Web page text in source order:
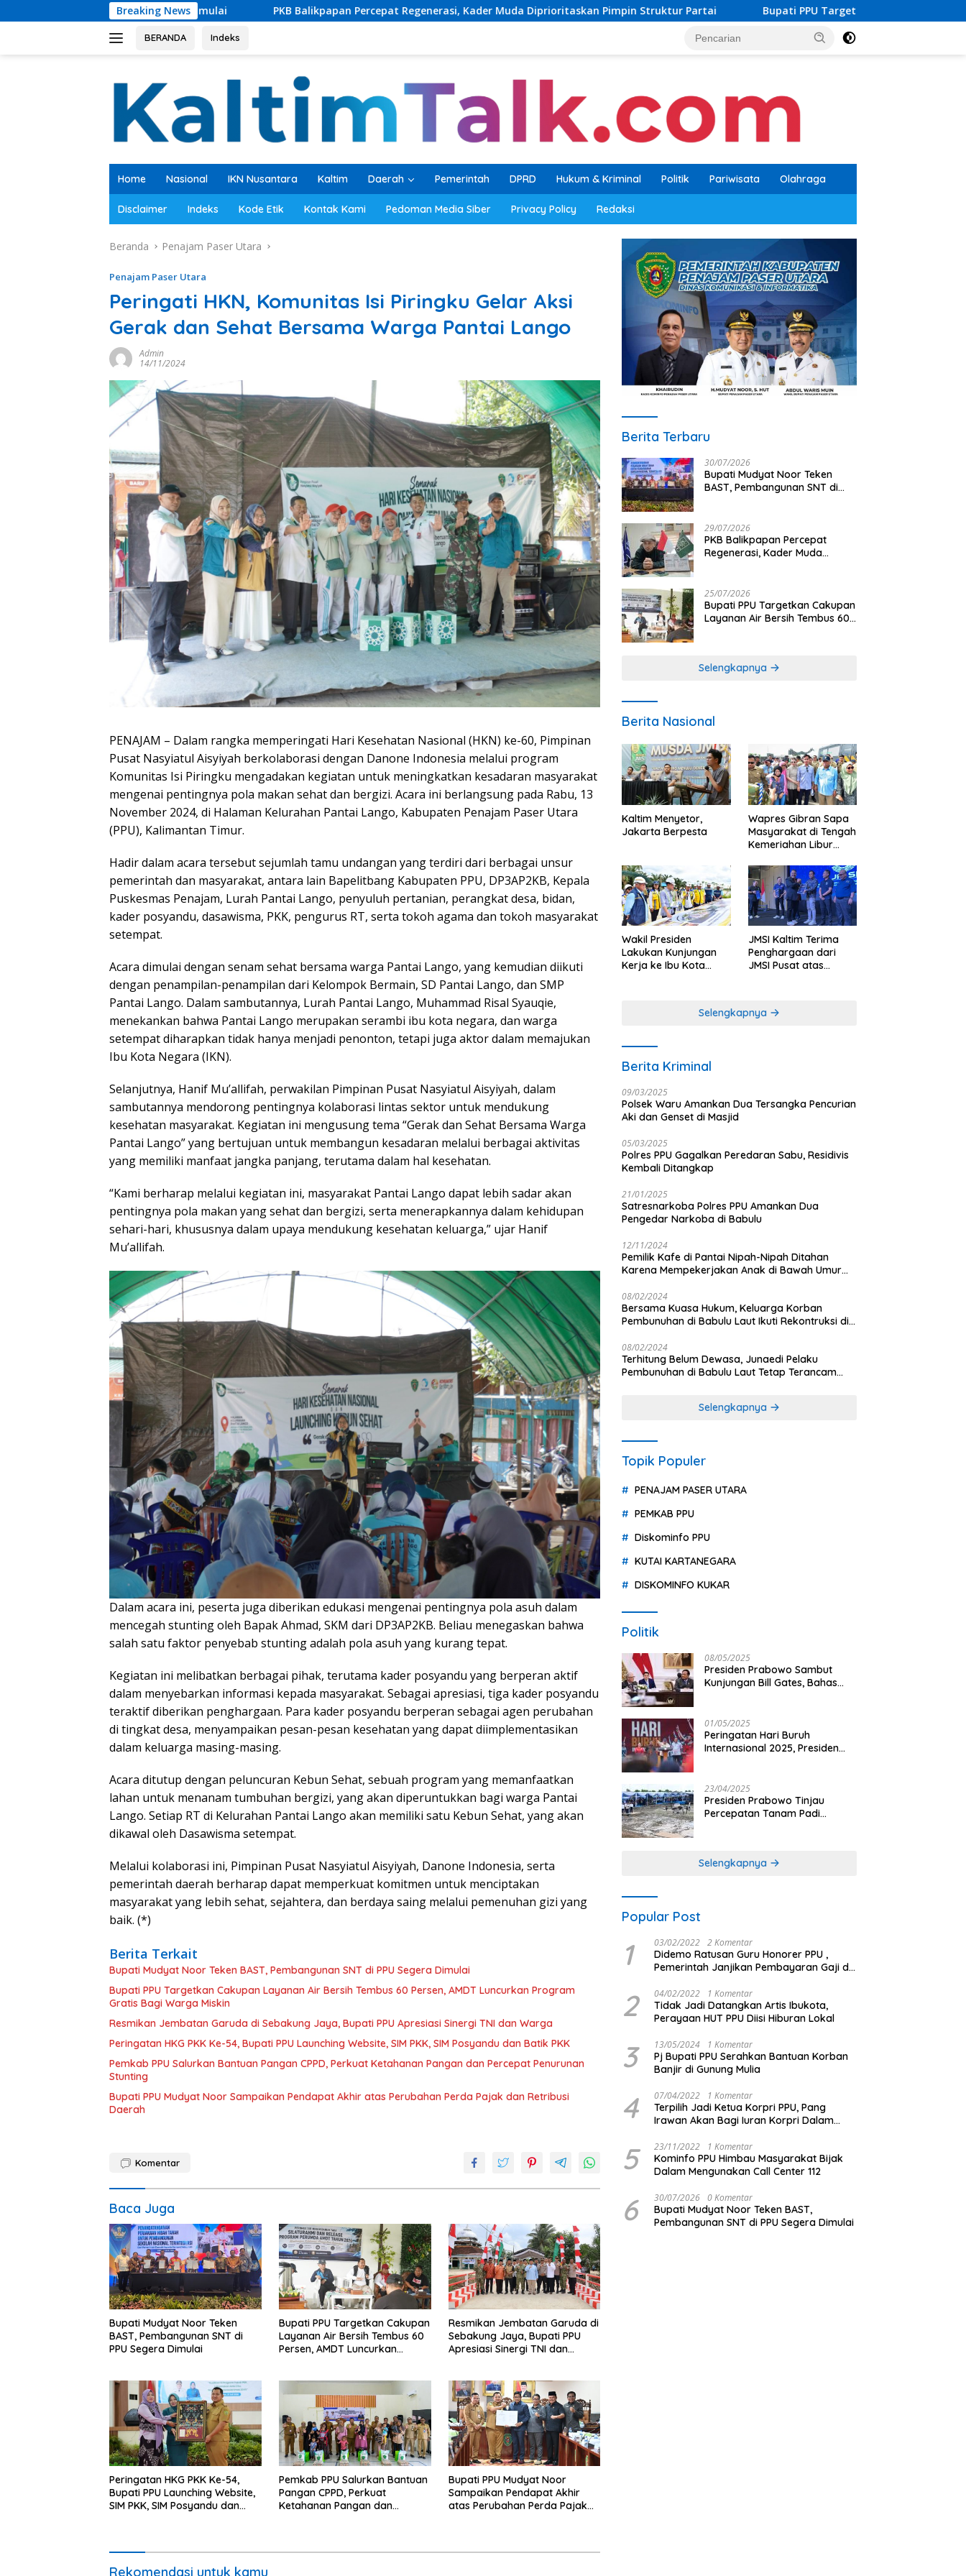
ke
Breaking News
PKB Balikpapan Percepat Regenerasi, Kader Muda Diprioritaskan Pimpin Struktur Partai Bupati PPU Targetkan Cakupan Layanan Air Bersih Tembus 60
BERANDA Indeks
Home Nasional IKN Nusantara Kaltim Daerah Pemerintah DPRD Hukum & Kriminal Politik Pariwisata Olahraga
Disclaimer Indeks Kode Etik Kontak Kami Pedoman Media Siber Privacy Policy Redaksi
Beranda Penajam Paser Utara
Penajam Paser Utara
Peringati HKN, Komunitas Isi Piringku Gelar Aksi
Gerak dan Sehat Bersama Warga Pantai Lango
Admin
14/11/2024
PENAJAM – Dalam rangka memperingati Hari Kesehatan Nasional (HKN) ke-60, Pimpinan
Pusat Nasyiatul Aisyiyah berkolaborasi dengan Danone Indonesia melalui program
Komunitas Isi Piringku mengadakan kegiatan untuk meningkatkan kesadaran masyarakat
mengenai pentingnya pola makan sehat dan bergizi. Acara ini berlangsung pada Rabu, 13
November 2024, di Halaman Kelurahan Pantai Lango, Kabupaten Penajam Paser Utara
(PPU), Kalimantan Timur.
Hadir dalam acara tersebut sejumlah tamu undangan yang terdiri dari berbagai unsur
pemerintah dan masyarakat, antara lain Bapelitbang Kabupaten PPU, DP3AP2KB, Kepala
Puskesmas Penajam, Lurah Pantai Lango, penyuluh pertanian, perangkat desa, bidan,
kader posyandu, dasawisma, PKK, pengurus RT, serta tokoh agama dan tokoh masyarakat
setempat.
Acara dimulai dengan senam sehat bersama warga Pantai Lango, yang kemudian diikuti
dengan penampilan-penampilan dari Kelompok Bermain, SD Pantai Lango, dan SMP
Pantai Lango. Dalam sambutannya, Lurah Pantai Lango, Muhammad Risal Syauqie,
menekankan bahwa Pantai Lango merupakan serambi ibu kota negara, dan warga
setempat diharapkan tidak hanya menjadi penonton, tetapi juga aktor dalam memajukan
Ibu Kota Negara (IKN).
Selanjutnya, Hanif Mu’allifah, perwakilan Pimpinan Pusat Nasyiatul Aisyiyah, dalam
sambutannya mendorong pentingnya kolaborasi lintas sektor untuk mendukung
kesehatan masyarakat. Kegiatan ini mengusung tema “Gerak dan Sehat Bersama Warga
Pantai Lango” yang bertujuan untuk membangun kesadaran melalui berbagai aktivitas
yang memiliki manfaat jangka panjang, terutama dalam hal kesehatan.
“Kami berharap melalui kegiatan ini, masyarakat Pantai Lango dapat lebih sadar akan
pentingnya pola makan yang sehat dan bergizi, serta menerapkannya dalam kehidupan
sehari-hari, khususnya dalam upaya mendukung kesehatan keluarga,” ujar Hanif
Mu’allifah.
Dalam acara ini, peserta juga diberikan edukasi mengenai pentingnya pola asuh dalam
mencegah stunting oleh Bapak Ahmad, SKM dari DP3AP2KB. Beliau menegaskan bahwa
salah satu faktor penyebab stunting adalah pola asuh yang kurang tepat.
Kegiatan ini melibatkan berbagai pihak, terutama kader posyandu yang berperan aktif
dalam menyebarkan informasi kepada masyarakat. Sebagai apresiasi, tiga kader posyandu
teraktif diberikan penghargaan. Para kader posyandu berperan sebagai agen perubahan
di tingkat desa, menyampaikan pesan-pesan kesehatan yang dapat diimplementasikan
dalam keluarga masing-masing.
Acara ditutup dengan peluncuran Kebun Sehat, sebuah program yang memanfaatkan
lahan untuk menanam tumbuhan bergizi, yang akan diperuntukkan bagi warga Pantai
Lango. Setiap RT di Kelurahan Pantai Lango akan memiliki satu Kebun Sehat, yang akan
dikawal oleh Dasawisma setempat.
Melalui kolaborasi ini, Pimpinan Pusat Nasyiatul Aisyiyah, Danone Indonesia, serta
pemerintah daerah berharap dapat memperkuat komitmen untuk menciptakan
masyarakat yang lebih sehat, sejahtera, dan berdaya saing melalui pemenuhan gizi yang
baik. (*)
Berita Terkait
Bupati Mudyat Noor Teken BAST, Pembangunan SNT di PPU Segera Dimulai
Bupati PPU Targetkan Cakupan Layanan Air Bersih Tembus 60 Persen, AMDT Luncurkan Program
Gratis Bagi Warga Miskin
Resmikan Jembatan Garuda di Sebakung Jaya, Bupati PPU Apresiasi Sinergi TNI dan Warga
Peringatan HKG PKK Ke-54, Bupati PPU Launching Website, SIM PKK, SIM Posyandu dan Batik PKK
Pemkab PPU Salurkan Bantuan Pangan CPPD, Perkuat Ketahanan Pangan dan Percepat Penurunan
Stunting
Bupati PPU Mudyat Noor Sampaikan Pendapat Akhir atas Perubahan Perda Pajak dan Retribusi
Daerah
Komentar
Baca Juga
Bupati Mudyat Noor Teken
BAST, Pembangunan SNT di
PPU Segera Dimulai
Bupati PPU Targetkan Cakupan
Layanan Air Bersih Tembus 60
Persen, AMDT Luncurkan
Resmikan Jembatan Garuda di
Sebakung Jaya, Bupati PPU
Apresiasi Sinergi TNI dan
Peringatan HKG PKK Ke-54,
Bupati PPU Launching Website,
SIM PKK, SIM Posyandu dan
Pemkab PPU Salurkan Bantuan
Pangan CPPD, Perkuat
Ketahanan Pangan dan
Bupati PPU Mudyat Noor
Sampaikan Pendapat Akhir
atas Perubahan Perda Pajak
Rekomendasi untuk kamu
Berita Terbaru
30/07/2026
Bupati Mudyat Noor Teken
BAST, Pembangunan SNT di
29/07/2026
PKB Balikpapan Percepat
Regenerasi, Kader Muda
25/07/2026
Bupati PPU Targetkan Cakupan
Layanan Air Bersih Tembus 60
Selengkapnya
Berita Nasional
Kaltim Menyetor,
Jakarta Berpesta
Wapres Gibran Sapa
Masyarakat di Tengah
Kemeriahan Libur
Wakil Presiden
Lakukan Kunjungan
Kerja ke Ibu Kota
JMSI Kaltim Terima
Penghargaan dari
JMSI Pusat atas
Jurnalistik
Selengkapnya
Berita Kriminal
09/03/2025
Polsek Waru Amankan Dua Tersangka Pencurian
Aki dan Genset di Masjid
05/03/2025
Polres PPU Gagalkan Peredaran Sabu, Residivis
Kembali Ditangkap
21/01/2025
Satresnarkoba Polres PPU Amankan Dua
Pengedar Narkoba di Babulu
12/11/2024
Pemilik Kafe di Pantai Nipah-Nipah Ditahan
Karena Mempekerjakan Anak di Bawah Umur
08/02/2024
Bersama Kuasa Hukum, Keluarga Korban
Pembunuhan di Babulu Laut Ikuti Rekontruksi di
08/02/2024
Terhitung Belum Dewasa, Junaedi Pelaku
Pembunuhan di Babulu Laut Tetap Terancam
Selengkapnya
Topik Populer
PENAJAM PASER UTARA
PEMKAB PPU
Diskominfo PPU
KUTAI KARTANEGARA
DISKOMINFO KUKAR
Politik
08/05/2025
Presiden Prabowo Sambut
Kunjungan Bill Gates, Bahas
Pertanian di Indonesia
01/05/2025
Peringatan Hari Buruh
Internasional 2025, Presiden
23/04/2025
Presiden Prabowo Tinjau
Percepatan Tanam Padi
Selengkapnya
Popular Post
1 03/02/2022 2 Komentar
Didemo Ratusan Guru Honorer PPU ,
Pemerintah Janjikan Pembayaran Gaji di
2 04/02/2022 1 Komentar
Tidak Jadi Datangkan Artis Ibukota,
Perayaan HUT PPU Diisi Hiburan Lokal
3 13/05/2024 1 Komentar
Pj Bupati PPU Serahkan Bantuan Korban
Banjir di Gunung Mulia
4 07/04/2022 1 Komentar
Terpilih Jadi Ketua Korpri PPU, Pang
Irawan Akan Bagi Iuran Korpri Dalam
5 23/11/2022 1 Komentar
Kominfo PPU Himbau Masyarakat Bijak
Dalam Mengunakan Call Center 112
6 30/07/2026 0 Komentar
Bupati Mudyat Noor Teken BAST,
Pembangunan SNT di PPU Segera Dimulai